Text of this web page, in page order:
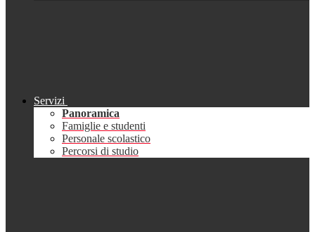
Servizi
Panoramica
Famiglie e studenti
Personale scolastico
Percorsi di studio